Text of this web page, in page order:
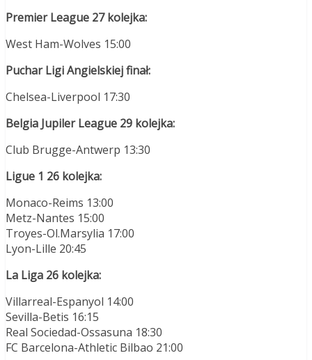
Premier League 27 kolejka:
West Ham-Wolves 15:00
Puchar Ligi Angielskiej finał:
Chelsea-Liverpool 17:30
Belgia Jupiler League 29 kolejka:
Club Brugge-Antwerp 13:30
Ligue 1 26 kolejka:
Monaco-Reims 13:00
Metz-Nantes 15:00
Troyes-Ol.Marsylia 17:00
Lyon-Lille 20:45
La Liga 26 kolejka:
Villarreal-Espanyol 14:00
Sevilla-Betis 16:15
Real Sociedad-Ossasuna 18:30
FC Barcelona-Athletic Bilbao 21:00